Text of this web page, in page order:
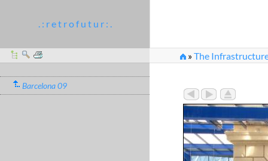
. : r e t r o f u t u r : .
»The
Barcelona 09